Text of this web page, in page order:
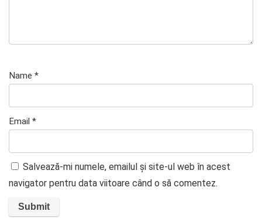
Name *
Email *
Salvează-mi numele, emailul și site-ul web în acest
navigator pentru data viitoare când o să comentez.